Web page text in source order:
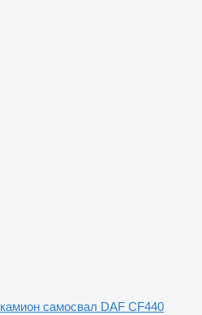
камион самосвал DAF CF440